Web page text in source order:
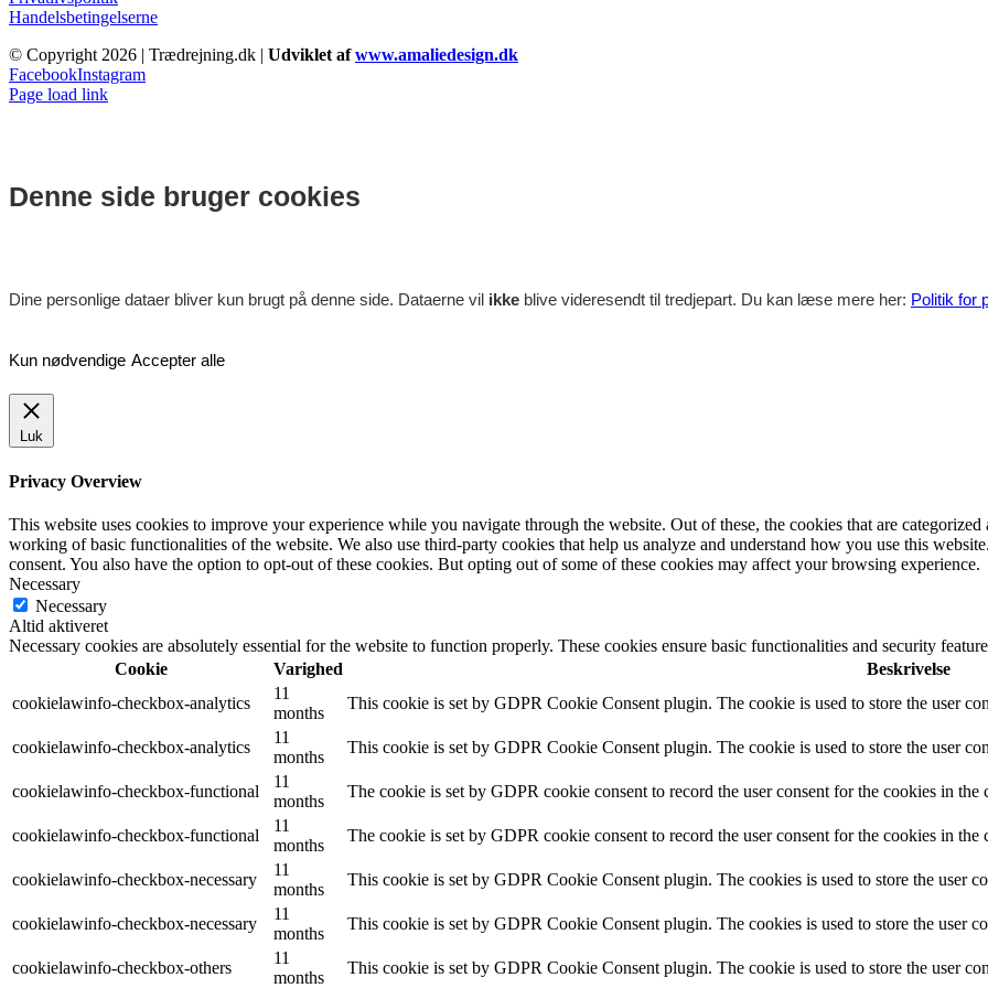
Handelsbetingelserne
© Copyright 2026 | Trædrejning.dk | Udviklet afwww.amaliedesign.dk
FacebookInstagram
Page load link
Denne side bruger cookies
Dine personlige dataer bliver kun brugt på denne side. Dataerne vil ikke blive videresendt til tredjepart. Du kan læse mere her: Politik for
Kun nødvendige Accepter alle
Luk
Privacy Overview
This website uses cookies to improve your experience while you navigate through the website. Out of these, the cookies that are categorized
working of basic functionalities of the website. We also use third-party cookies that help us analyze and understand how you use this
consent. You also have the option to opt-out of these cookies. But opting out of some of these cookies may affect your browsing experience.
Necessary
Necessary
Altid aktiveret
Necessary cookies are absolutely essential for the website to function properly. These cookies ensure basic functionalities and security
Cookie
Varighed
Beskrivelse
cookielawinfo-checkbox-analytics
11
months
This cookie is set by GDPR Cookie Consent plugin. The cookie is used to store the user
cookielawinfo-checkbox-analytics
11
months
This cookie is set by GDPR Cookie Consent plugin. The cookie is used to store the user
cookielawinfo-checkbox-functional
11
months
The cookie is set by GDPR cookie consent to record the user consent for the cookies in
cookielawinfo-checkbox-functional
11
months
The cookie is set by GDPR cookie consent to record the user consent for the cookies in
cookielawinfo-checkbox-necessary
11
months
This cookie is set by GDPR Cookie Consent plugin. The cookies is used to store the user
cookielawinfo-checkbox-necessary
11
months
This cookie is set by GDPR Cookie Consent plugin. The cookies is used to store the user
cookielawinfo-checkbox-others
11
months
This cookie is set by GDPR Cookie Consent plugin. The cookie is used to store the user